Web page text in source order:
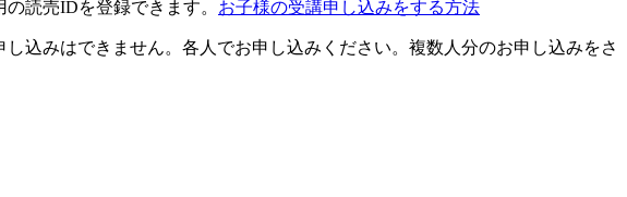
読売IDを登録できます。 お子様の受講申し込みをする方法
込みはできません。各人でお申し込みください。複数人分のお申し込みをさ